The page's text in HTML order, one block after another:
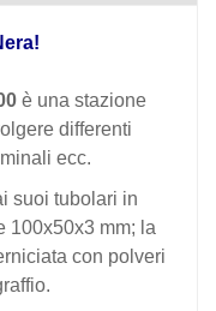
è una stazione
differenti
ecc.
suoi tubolari in
100x50x3 mm; la
con polveri